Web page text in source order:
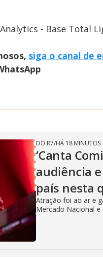
- Base Total
siga o canal de
DO R7/HÁ 18 MINUTOS
‘Canta
audiência
país nesta
Atração foi ao ar e
Mercado Nacional